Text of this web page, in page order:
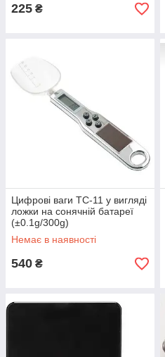
225 ₴
Цифрові ваги TC-11 у вигляді
ложки на сонячній батареї
(±0.1g/300g)
Немає в наявності
540 ₴